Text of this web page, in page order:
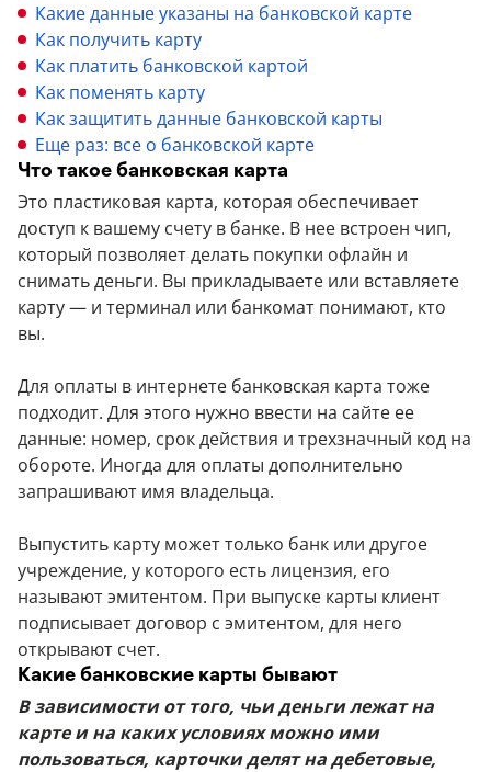
Какие данные указаны на банковской карте
Как получить карту
Как платить банковской картой
Как поменять карту
Как защитить данные банковской карты
Еще раз: все о банковской карте
Что такое банковская карта
Это пластиковая карта, которая обеспечивает
доступ к вашему счету в банке. В нее встроен чип,
который позволяет делать покупки офлайн и
снимать деньги. Вы прикладываете или вставляете
карту — и терминал или банкомат понимают, кто
вы.
Для оплаты в интернете банковская карта тоже
подходит. Для этого нужно ввести на сайте ее
данные: номер, срок действия и трехзначный код на
обороте. Иногда для оплаты дополнительно
запрашивают имя владельца.
Выпустить карту может только банк или другое
учреждение, у которого есть лицензия, его
называют эмитентом. При выпуске карты клиент
подписывает договор с эмитентом, для него
открывают счет.
Какие банковские карты бывают
В зависимости от того, чьи деньги лежат на
карте и на каких условиях можно ими
пользоваться, карточки делят на дебетовые,